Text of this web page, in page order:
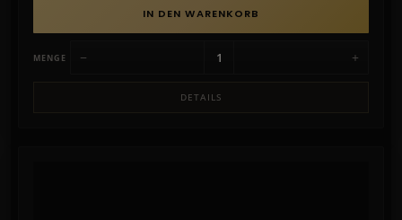
MENGE − +
IN DEN WARENKORB
DETAILS